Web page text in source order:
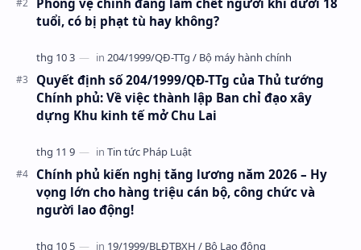
tuổi, có bị phạt tù hay không?
Quyết định số 204/1999/QĐ-TTg của Thủ tướng
Chính phủ: Về việc thành lập Ban chỉ đạo xây
dựng Khu kinh tế mở Chu Lai
Chính phủ kiến nghị tăng lương năm 2026 – Hy
vọng lớn cho hàng triệu cán bộ, công chức và
người lao động!